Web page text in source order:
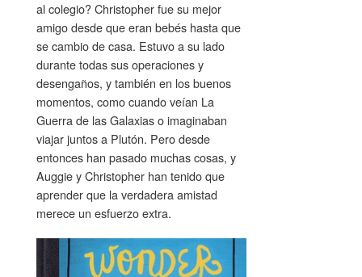
al colegio? Christopher fue su mejor
amigo desde que eran bebés hasta que
se cambio de casa. Estuvo a su lado
durante todas sus operaciones y
desengaños, y también en los buenos
momentos, como cuando veían La
Guerra de las Galaxias o imaginaban
viajar juntos a Plutón. Pero desde
entonces han pasado muchas cosas, y
Auggie y Christopher han tenido que
aprender que la verdadera amistad
merece un esfuerzo extra.